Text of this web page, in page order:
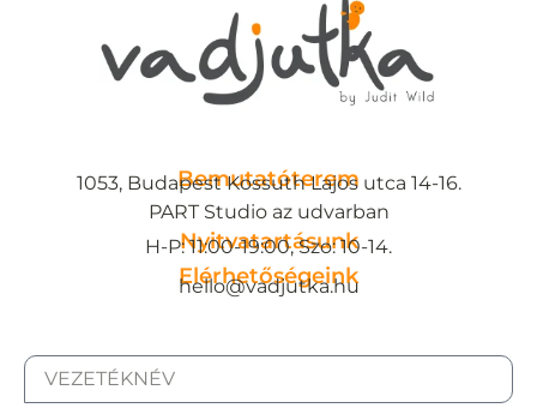
Bemutatóterem
1053, Budapest Kossuth Lajos utca 14-16.
PART Studio az udvarban
Nyitvatartásunk
H-P: 11:00-19:00, Szo: 10-14.
Elérhetőségeink
hello@vadjutka.hu